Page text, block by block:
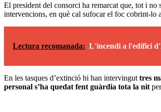
El president del consorci ha remarcat que, tot i no
intervencions, en què cal sufocar el foc cobrint-lo
Lectura recomanada: L'incendi a l'edifici
En les tasques d’extinció hi han intervingut tres
personal s’ha quedat fent guàrdia tota la nit